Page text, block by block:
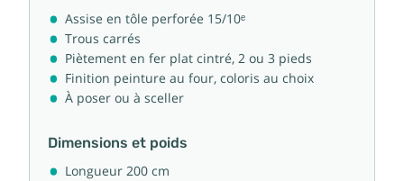
Assise en tôle perforée 15/10ᵉ
Trous carrés
Piètement en fer plat cintré, 2 ou 3 pieds
Finition peinture au four, coloris au choix
À poser ou à sceller
Dimensions et poids
Longueur 200 cm